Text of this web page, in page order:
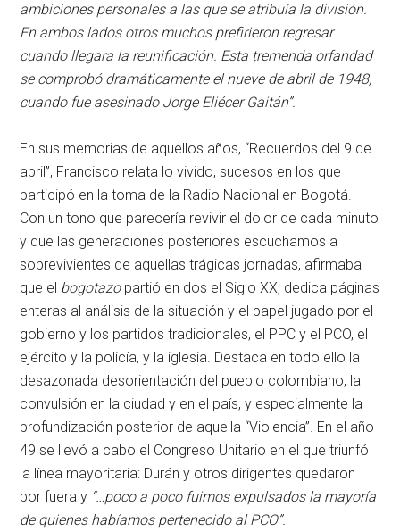
ambiciones personales a las que se atribuía la división.
En ambos lados otros muchos prefirieron regresar
cuando llegara la reunificación. Esta tremenda orfandad
se comprobó dramáticamente el nueve de abril de 1948,
cuando fue asesinado Jorge Eliécer Gaitán”.
En sus memorias de aquellos años, “Recuerdos del 9 de
abril”, Francisco relata lo vivido, sucesos en los que
participó en la toma de la Radio Nacional en Bogotá.
Con un tono que parecería revivir el dolor de cada minuto
y que las generaciones posteriores escuchamos a
sobrevivientes de aquellas trágicas jornadas, afirmaba
que el bogotazopartió en dos el Siglo XX; dedica páginas
enteras al análisis de la situación y el papel jugado por el
gobierno y los partidos tradicionales, el PPC y el PCO, el
ejército y la policía, y la iglesia. Destaca en todo ello la
desazonada desorientación del pueblo colombiano, la
convulsión en la ciudad y en el país, y especialmente la
profundización posterior de aquella “Violencia”. En el año
49 se llevó a cabo el Congreso Unitario en el que triunfó
la línea mayoritaria: Durán y otros dirigentes quedaron
por fuera y “…poco a poco fuimos expulsados la mayoría
de quienes habíamos pertenecido al PCO”.